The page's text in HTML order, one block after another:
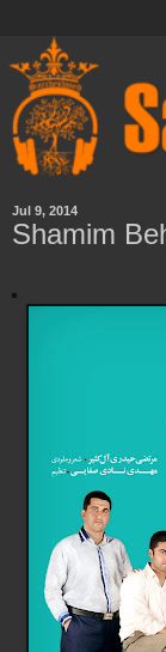
Jul 9, 2014
Shamim